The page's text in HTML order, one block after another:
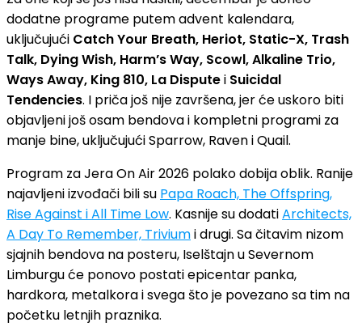
dodatne programe putem advent kalendara,
uključujući Catch Your Breath, Heriot, Static-X, Trash
Talk, Dying Wish, Harm’s Way, Scowl, Alkaline Trio,
Ways Away, King 810, La Disputei Suicidal
Tendencies. I priča još nije završena, jer će uskoro biti
objavljeni još osam bendova i kompletni programi za
manje bine, uključujući Sparrow, Raven i Quail.
Program za Jera On Air 2026 polako dobija oblik. Ranije
najavljeni izvođači bili su Papa Roach, The Offspring,
Rise Against i All Time Low. Kasnije su dodatiArchitects,
A Day To Remember, Triviumi drugi. Sa čitavim nizom
sjajnih bendova na posteru, Iselštajn u Severnom
Limburgu će ponovo postati epicentar panka,
hardkora, metalkora i svega što je povezano sa tim na
početku letnjih praznika.